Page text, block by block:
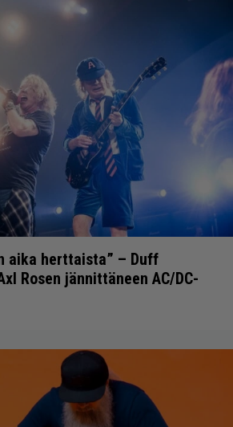
aika herttaista” – Duff
Rosen jännittäneen AC/DC-